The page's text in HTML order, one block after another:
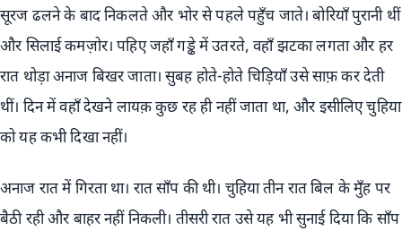
सूरज ढलने के बाद निकलते और भोर से पहले पहुँच जाते। बोरियाँ पुरानी थीं
और सिलाई कमज़ोर। पहिए जहाँ गड्ढे में उतरते, वहाँ झटका लगता और हर
रात थोड़ा अनाज बिखर जाता। सुबह होते-होते चिड़ियाँ उसे साफ़ कर देती
थीं। दिन में वहाँ देखने लायक़ कुछ रह ही नहीं जाता था, और इसीलिए चुहिया
को यह कभी दिखा नहीं।
अनाज रात में गिरता था। रात साँप की थी। चुहिया तीन रात बिल के मुँह पर
बैठी रही और बाहर नहीं निकली। तीसरी रात उसे यह भी सुनाई दिया कि साँप